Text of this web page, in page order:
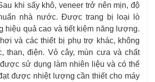
khi sấy khô, veneer trở nên mịn, độ
nhà nước. Được trang bị loại lò
hiệu quả cao và tiết kiệm năng lượng.
và các thiết bị phụ trợ khác, không
than, điện. Vỏ cây, mùn cưa và chất
sử dụng làm nhiên liệu và có thể
được nhiệt lượng cần thiết cho máy